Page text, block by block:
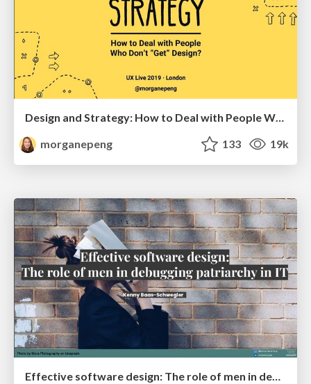
Design and Strategy: How to Deal with People Who Don’t "Get" Design
morganepeng
133 19k
Effective software design: The role of men in debugging patriarchy in IT @ Voxxed Days AMS